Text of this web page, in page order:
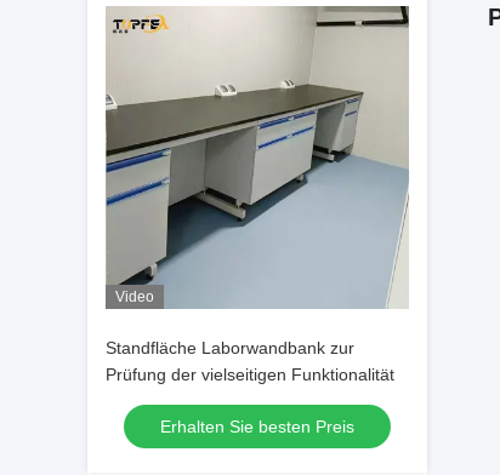
Video
Standfläche Laborwandbank zur
Prüfung der vielseitigen Funktionalität
Erhalten Sie besten Preis